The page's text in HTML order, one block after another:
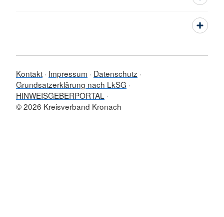
Kontakt Impressum
Datenschutz
Grundsatzerklärung nach LkSG
HINWEISGEBERPORTAL
© 2026 Kreisverband Kronach